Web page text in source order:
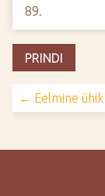
89.
PRINDI
← Eelmine ühik